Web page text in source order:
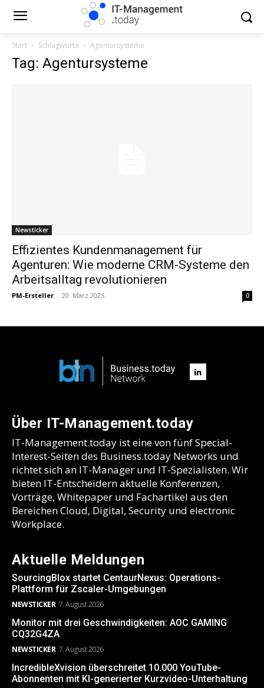
Start Schlagworte Agentursysteme
Tag: Agentursysteme
Newsticker
Effizientes Kundenmanagement für
Agenturen: Wie moderne CRM-Systeme den
Arbeitsalltag revolutionieren
PM-Ersteller - 20. März 2025 0
Über IT-Management.today
IT-Management.today ist eine von fünf Special-
Interest-Seiten des Business.today Networks und
richtet sich an IT-Manager und IT-Spezialisten. Wir
bieten IT-Entscheidern aktuelle Konferenzen,
Vorträge, Whitepaper und Fachartikel aus den
Bereichen Cloud, Digital, Security und electronic
Workplace.
Aktuelle Meldungen
SourcingBlox startet CentaurNexus: Operations-
Plattform für Zscaler-Umgebungen
NEWSTICKER 7. August 2026
Monitor mit drei Geschwindigkeiten: AOC GAMING
CQ32G4ZA
NEWSTICKER 7. August 2026
IncredibleXvision überschreitet 10.000 YouTube-
Abonnenten mit KI-generierter Kurzvideo-Unterhaltung